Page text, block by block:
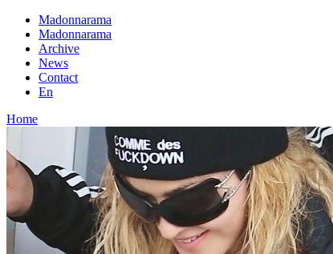
Madonnarama
Madonnarama
Archive
News
Contact
En
Home